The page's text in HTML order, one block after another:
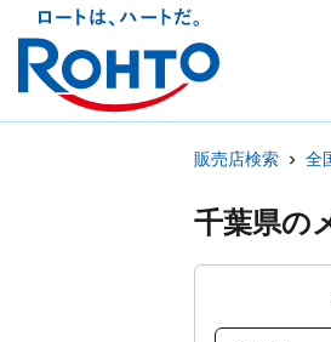
販売店検索 全
千葉県の